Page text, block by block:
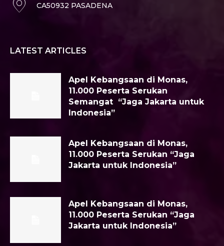
CA50932 PASADENA
LATEST ARTICLES
Apel Kebangsaan di Monas,
11.000 Peserta Serukan
Semangat “Jaga Jakarta untuk
Indonesia”
Apel Kebangsaan di Monas,
11.000 Peserta Serukan “Jaga
Jakarta untuk Indonesia”
Apel Kebangsaan di Monas,
11.000 Peserta Serukan “Jaga
Jakarta untuk Indonesia”